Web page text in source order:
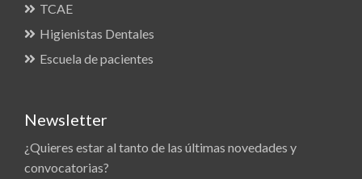
TCAE
Higienistas Dentales
Escuela de pacientes
Newsletter
¿Quieres estar al tanto de las últimas novedades y
convocatorias?